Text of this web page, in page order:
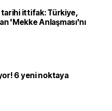
tarihi ittifak: Türkiye,
'Mekke Anlaşması'nı
6 yeni noktaya